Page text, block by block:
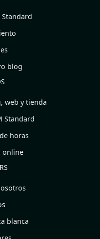
Standard
blog
web y tienda
Standard
horas
online
blanca